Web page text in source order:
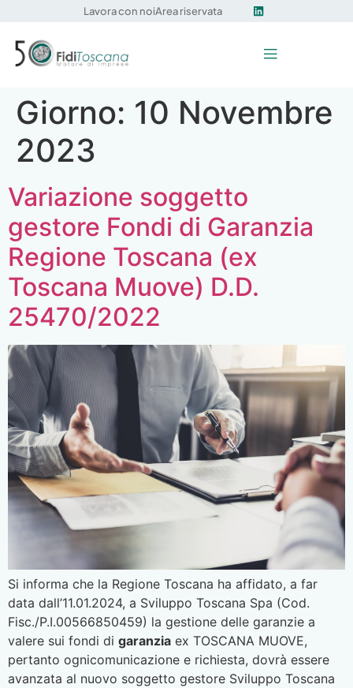
Lavora con noiArea riservata
Giorno: 10 Novembre
2023
Variazione soggetto
gestore Fondi di Garanzia
Regione Toscana (ex
Toscana Muove) D.D.
25470/2022
Si informa che la Regione Toscana ha affidato, a far
data dall’11.01.2024, a Sviluppo Toscana Spa (Cod.
Fisc./P.I.00566850459) la gestione delle garanzie a
valere sui fondi di garanzia ex TOSCANA MUOVE,
pertanto ognicomunicazione e richiesta, dovrà essere
avanzata al nuovo soggetto gestore Sviluppo Toscana